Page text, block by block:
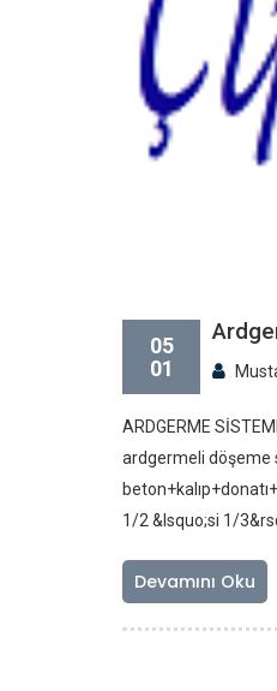
05
01
ARDGERME
ardgermeli döşeme
1/2 &lsquo;si 1/
Devamını Oku